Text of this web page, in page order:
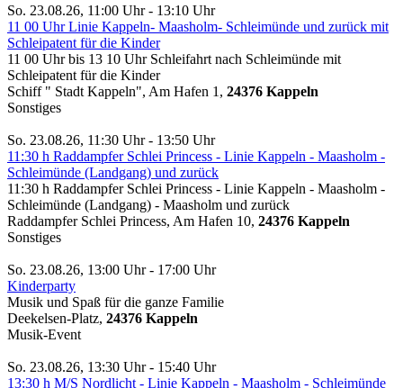
So. 23.08.26, 11:00 Uhr - 13:10 Uhr
11 00 Uhr Linie Kappeln- Maasholm- Schleimünde und zurück mit
Schleipatent für die Kinder
11 00 Uhr bis 13 10 Uhr Schleifahrt nach Schleimünde mit
Schleipatent für die Kinder
Schiff " Stadt Kappeln", Am Hafen 1, 24376 Kappeln
Sonstiges
So. 23.08.26, 11:30 Uhr - 13:50 Uhr
11:30 h Raddampfer Schlei Princess - Linie Kappeln - Maasholm -
Schleimünde (Landgang) und zurück
11:30 h Raddampfer Schlei Princess - Linie Kappeln - Maasholm -
Schleimünde (Landgang) - Maasholm und zurück
Raddampfer Schlei Princess, Am Hafen 10, 24376 Kappeln
Sonstiges
So. 23.08.26, 13:00 Uhr - 17:00 Uhr
Kinderparty
Musik und Spaß für die ganze Familie
Deekelsen-Platz, 24376 Kappeln
Musik-Event
So. 23.08.26, 13:30 Uhr - 15:40 Uhr
13:30 h M/S Nordlicht - Linie Kappeln - Maasholm - Schleimünde